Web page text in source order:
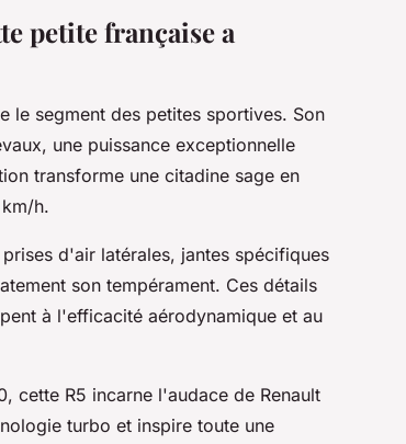
petite française a
le segment des petites sportives. Son
une puissance exceptionnelle
transforme une citadine sage en
h.
d'air latérales, jantes spécifiques
son tempérament. Ces détails
à l'efficacité aérodynamique et au
cette R5 incarne l'audace de Renault
turbo et inspire toute une